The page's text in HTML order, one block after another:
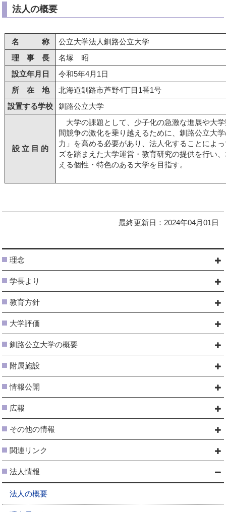
法人の概要
名 称
公立大学法人釧路公立大学
理 事 長
名塚 昭
設立年月日
令和5年4月1日
所 在 地
北海道釧路市芦野4丁目1番1号
設置する学校
釧路公立大学
設 立 目 的
大学の課題として、少子化の急激な進展や大
間競争の激化を乗り越えるために、釧路公立大
力」を高める必要があり、法人化することによ
ズを踏まえた大学運営・教育研究の提供を行い
える個性・特色のある大学を目指す。
最終更新日：2024年04月01日
理念
学長より
教育方針
大学評価
釧路公立大学の概要
附属施設
情報公開
広報
その他の情報
関連リンク
法人情報
法人の概要